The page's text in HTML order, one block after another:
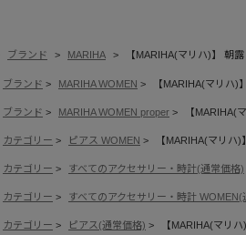
ブランド MARIHA 【MARIHA(マリハ)】 朝
ブランド MARIHA WOMEN 【MARIHA(マリハ)
ブランド MARIHA WOMEN proper 【MARIHA(
カテゴリー ピアス WOMEN 【MARIHA(マリハ
カテゴリー すべてのアクセサリー・時計(通常価格)
カテゴリー すべてのアクセサリー・時計 WOMEN(
カテゴリー ピアス(通常価格) 【MARIHA(マリ